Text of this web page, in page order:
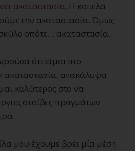
ακαταστασία. Η κοπέλα
την ακαταστασία. Όμως
οπότε… ακαταστασία.
ότι είμαι πιο
ακαταστασία, ανακάλυψα
καλύτερος στο να
στοίβες πραγμάτων
μου έχουμε βρει μία μέση